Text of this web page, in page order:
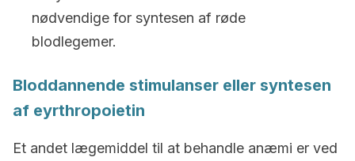
nødvendige for syntesen af røde
blodlegemer.
Bloddannende stimulanser eller syntesen
af eyrthropoietin
Et andet lægemiddel til at behandle anæmi er ved